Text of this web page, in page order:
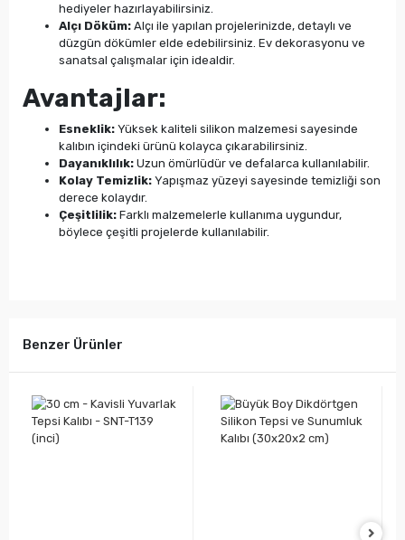
hediyeler hazırlayabilirsiniz.
Alçı Döküm: Alçı ile yapılan projelerinizde, detaylı ve
düzgün dökümler elde edebilirsiniz. Ev dekorasyonu ve
sanatsal çalışmalar için idealdir.
Avantajlar:
Esneklik: Yüksek kaliteli silikon malzemesi sayesinde
kalıbın içindeki ürünü kolayca çıkarabilirsiniz.
Dayanıklılık: Uzun ömürlüdür ve defalarca kullanılabilir.
Kolay Temizlik: Yapışmaz yüzeyi sayesinde temizliği son
derece kolaydır.
Çeşitlilik: Farklı malzemelerle kullanıma uygundur,
böylece çeşitli projelerde kullanılabilir.
Benzer Ürünler